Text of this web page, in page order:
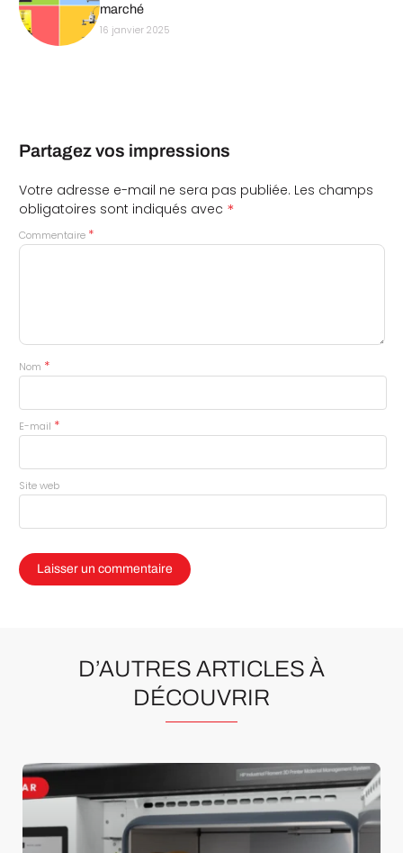
marché
16 janvier 2025
Partagez vos impressions
Votre adresse e-mail ne sera pas publiée. Les champs
obligatoires sont indiqués avec *
Commentaire *
Nom *
E-mail *
Site web
D’AUTRES ARTICLES À
DÉCOUVRIR